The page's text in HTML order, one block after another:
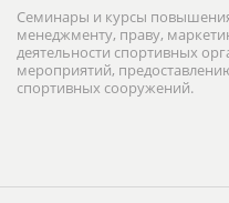
Семинары и курсы
менеджменту, праву,
деятельности спортивных
мероприятий,
спортивных сооружений.